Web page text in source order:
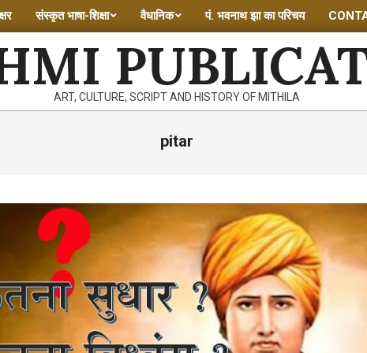
संस्कृत भाषा-शिक्षा वैधानिक पं. भवनाथ झा का परिचय
ART, CULTURE, SCRIPT AND HISTORY OF MITHILA
pitar